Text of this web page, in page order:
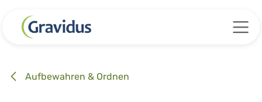
Aufbewahren & Ordnen